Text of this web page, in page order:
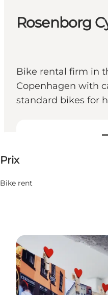
Rosenborg
Bike rental firm in
Copenhagen with
standard bikes for
Prix
Bike rent